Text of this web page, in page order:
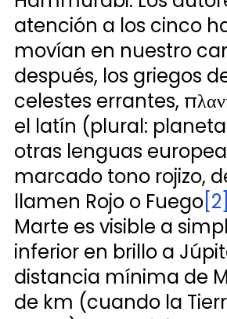
atención a los cinco
movían en nuestro
después, los griegos
celestes errantes,
el latín (plural:
otras lenguas
marcado tono rojizo,
llamen Rojo o Fuego [2]
Marte es visible a
inferior en brillo a
distancia mínima de
de km (cuando la